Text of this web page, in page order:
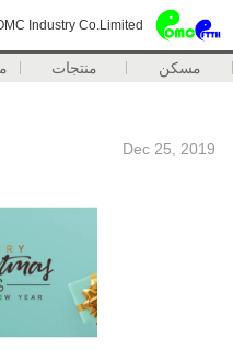
Industry Co.Limited
مسكن منتجات
Dec 25, 2019